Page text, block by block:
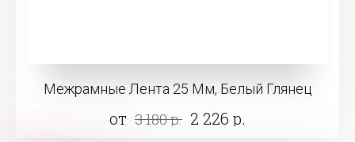
Межрамные Лента 25 Мм, Белый Глянец
от 3 180 р. 2 226 р.